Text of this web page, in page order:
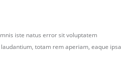
iste natus error sit voluptatem
totam rem aperiam, eaque ipsa